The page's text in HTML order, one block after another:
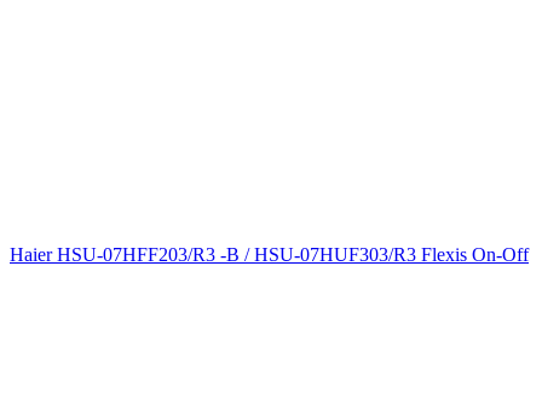
Haier HSU-07HFF203/R3 -B / HSU-07HUF303/R3 Flexis On-Off